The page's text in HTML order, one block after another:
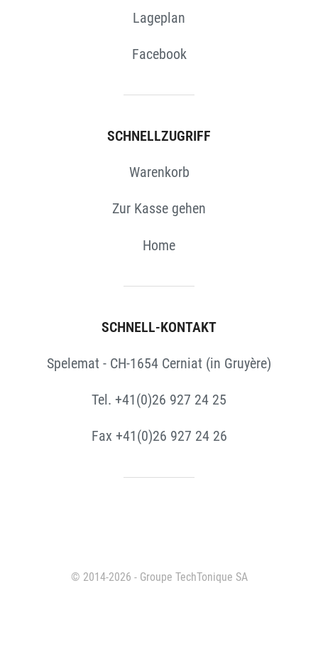
Lageplan
Facebook
SCHNELLZUGRIFF
Warenkorb
Zur Kasse gehen
Home
SCHNELL-KONTAKT
Spelemat - CH-1654 Cerniat (in Gruyère)
Tel. +41(0)26 927 24 25
Fax +41(0)26 927 24 26
© 2014-2026 - Groupe TechTonique SA